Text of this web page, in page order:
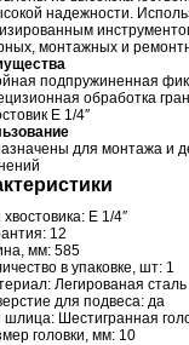
надежности.
монтажных и
подпружиненная
обработка
E 1/4″
для монтажа и
хвостовика: E 1/4″
12
мм: 585
в упаковке, шт: 1
Легированая сталь
для подвеса: да
шлица: Шестигранная
головки, мм: 10